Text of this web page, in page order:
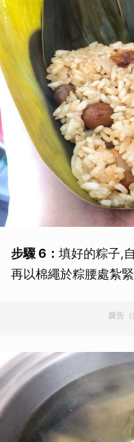
步驟 6： 填好的粽子,
再以棉繩於粽腰處紮
廣告（